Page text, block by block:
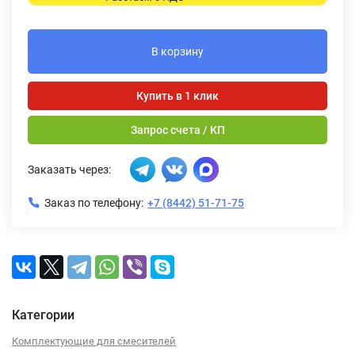
В корзину
Купить в 1 клик
Запрос счета / КП
Заказать через:
Заказ по телефону: +7 (8442) 51-71-75
Категории
Комплектующие для смесителей